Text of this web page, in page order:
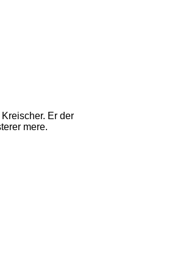
Er der
mere.